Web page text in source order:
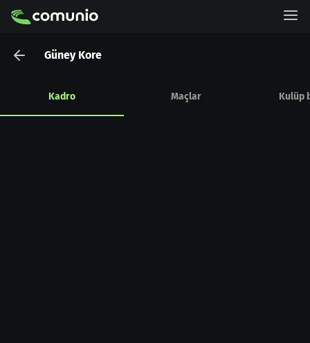
Güney Kore
Kadro Maçlar Kulüp